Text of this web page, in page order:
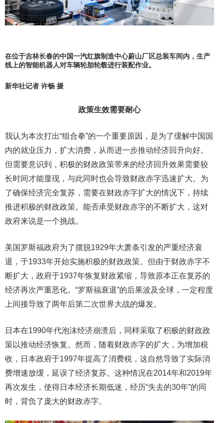
在位于吉林长春的中国一汽红旗制造中心蔚山厂区总装车间内，生产
线上的智能机器人对车辆轮胎轮毂进行装配作业。
新华社记者 许畅 摄
政策生效需要耐心
我认为本次打出“组合拳”的一个重要原因，是为了缓解中国国
内的就业压力，扩大消费，从而进一步推动经济回升向好。
但需要意识到，积极的财政政策带来的经济回升效果需要较
长时间才能显现，与此同时也会导致财政赤字迅速扩大。为
了确保经济完全复苏，需要在财政赤字扩大的情况下，持续
推进积极的财政政策。能否承受财政赤字的不断扩大，这对
政府来说是一个挑战。
美国罗斯福政府为了摆脱1929年大萧条引发的严重经济衰
退，于1933年开始实施积极的财政政策。但由于财政赤字不
断扩大，政府于1937年恢复财政紧缩，导致原本正在复苏的
经济再次严重恶化。“罗斯福衰退”的后果波及全球，一定程度
上间接导致了两年后第二次世界大战的爆发。
日本在1990年代泡沫经济崩溃后，同样采取了积极的财政政
策以推动经济恢复。然而，随着财政赤字的扩大，为增加税
收，日本政府于1997年提高了消费税，这自然导致了实际消
费增速放缓，延误了经济复苏。这种情况在2014年和2019年
再次发生，使得日本经济长期低迷，经历“失去的30年”的同
时，背负了庞大的财政赤字。